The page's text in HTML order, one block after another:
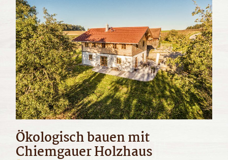
Ökologisch bauen mit
Chiemgauer Holzhaus